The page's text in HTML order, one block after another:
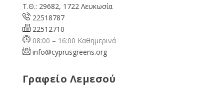
Τ.Θ.: 29682, 1722 Λευκωσία
22518787
22512710
08:00 – 16:00 Καθημερινά
info@cyprusgreens.org
Γραφείο Λεμεσού